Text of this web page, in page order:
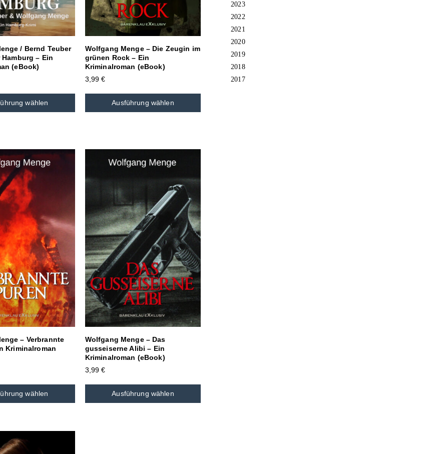
/ Bernd Teuber
– Ein
(eBook)
wählen
Wolfgang Menge – Die Zeugin im
grünen Rock – Ein
Kriminalroman (eBook)
3,99€
Ausführung wählen
– Verbrannte
Kriminalroman
wählen
Wolfgang Menge – Das
gusseiserne Alibi – Ein
Kriminalroman (eBook)
3,99€
Ausführung wählen
2023
2022
2021
2020
2019
2018
2017